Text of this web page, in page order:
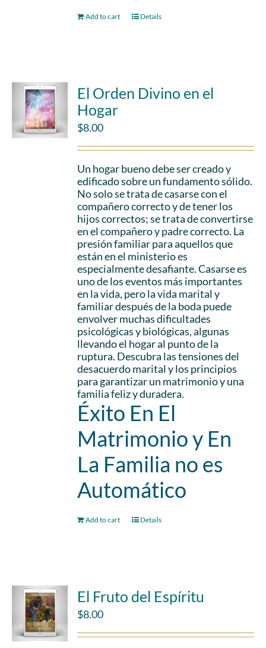
Add to cart Details
El Orden Divino en el
Hogar
$8.00
Un hogar bueno debe ser creado y
edificado sobre un fundamento sólido.
No solo se trata de casarse con el
compañero correcto y de tener los
hijos correctos; se trata de convertirse
en el compañero y padre correcto. La
presión familiar para aquellos que
están en el ministerio es
especialmente desafiante. Casarse es
uno de los eventos más importantes
en la vida, pero la vida marital y
familiar después de la boda puede
envolver muchas dificultades
psicológicas y biológicas, algunas
llevando el hogar al punto de la
ruptura. Descubra las tensiones del
desacuerdo marital y los principios
para garantizar un matrimonio y una
familia feliz y duradera.
Éxito En El
Matrimonio y En
La Familia no es
Automático
Add to cart Details
El Fruto del Espíritu
$8.00